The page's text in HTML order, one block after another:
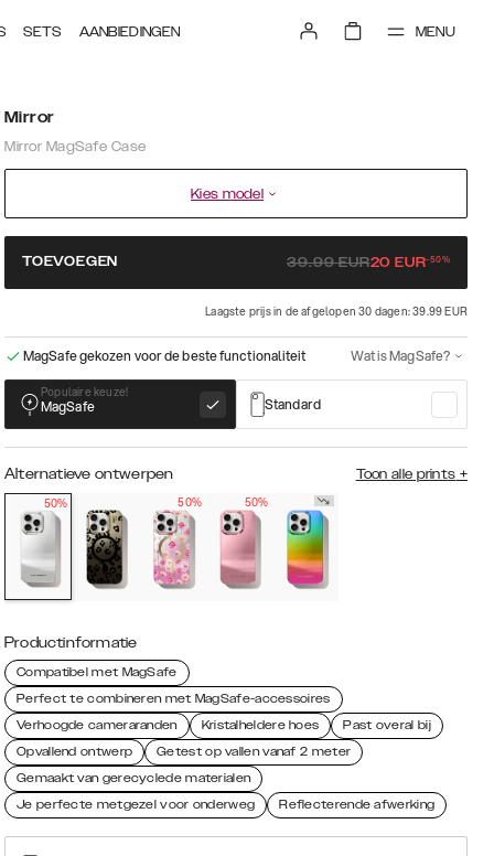
SETS AANBIEDINGEN MENU
Mirror
Mirror MagSafe Case
Kies model
TOEVOEGEN 39.99EUR20 EUR-50%
Laagste prijs in de afgelopen 30 dagen: 39.99 EUR
MagSafe gekozen voor de beste functionaliteit Wat is MagSafe?
Populaire keuze!
MagSafe Standard
Alternatieve ontwerpen Toon alle prints +
50%
50% 50%
Productinformatie
Compatibel met MagSafe
Perfect te combineren met MagSafe-accessoires
Verhoogde cameraranden
Kristalheldere hoes
Past overal bij
Opvallend ontwerp
Getest op vallen vanaf 2 meter
Gemaakt van gerecyclede materialen
Je perfecte metgezel voor onderweg
Reflecterende afwerking